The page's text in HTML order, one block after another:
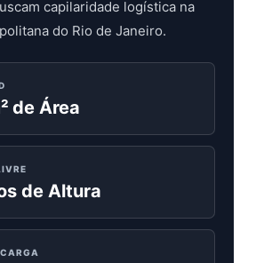
capilaridade logística na
do Rio de Janeiro.
de Área
de Altura